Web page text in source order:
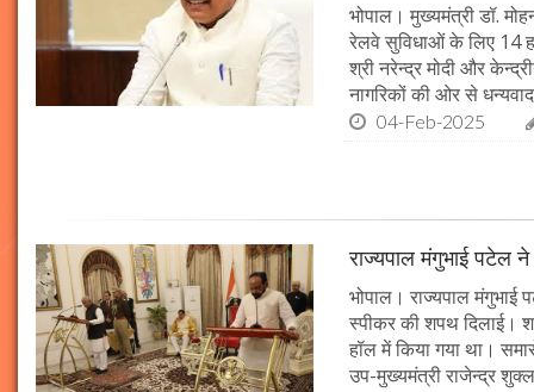
भोपाल। मुख्यमंत्री डॉ.
रेलवे सुविधाओं के लिए 14
श्री नरेन्द्र मोदी और
नागरिकों की ओर से
04-Feb-2025
राज्यपाल मंगुभाई पटेल ने
भोपाल। राज्यपाल मंगुभाई
स्पीकर की शपथ दिलाई।
हॉल में किया गया था।
उप-मुख्यमंत्री राजेन्द्र